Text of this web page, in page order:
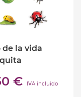
de la vida
€ IVA incluido